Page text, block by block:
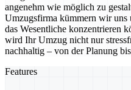
angenehm wie möglich zu
Umzugsfirma kümmern wir uns
das Wesentliche konzentrieren
wird Ihr Umzug nicht nur
nachhaltig – von der Planung
Features